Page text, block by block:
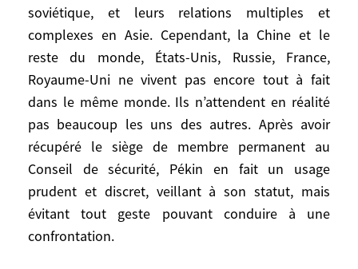
soviétique, et leurs relations multiples et
complexes en Asie. Cependant, la Chine et le
reste du monde, États-Unis, Russie, France,
Royaume-Uni ne vivent pas encore tout à fait
dans le même monde. Ils n’attendent en réalité
pas beaucoup les uns des autres. Après avoir
récupéré le siège de membre permanent au
Conseil de sécurité, Pékin en fait un usage
prudent et discret, veillant à son statut, mais
évitant tout geste pouvant conduire à une
confrontation.
général de Gaulle les rétablit en 1964,
après avoir fait préparer ce renversement
par une mission de l’ancien président du
Conseil, Edgar Faure. Henry Kissinger et
Richard Nixon renouent le dialogue en
diplomatiques en 1979. Pour la Chine, c’est
une satisfaction de prestige, une assurance
et une sécurité vis-à-vis de l’URSS voisine
et très armée. Pour les États-Unis, c’est
une carte précieuse dans leur jeu central
avec l’Union soviétique, et leurs relations